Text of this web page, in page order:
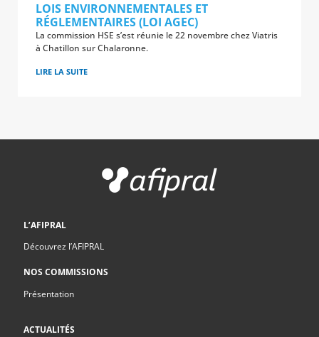
LOIS ENVIRONNEMENTALES ET
RÉGLEMENTAIRES (LOI AGEC)
La commission HSE s’est réunie le 22 novembre chez Viatris
à Chatillon sur Chalaronne.
LIRE LA SUITE
L’AFIPRAL
Découvrez l’AFIPRAL
NOS COMMISSIONS
Présentation
ACTUALITÉS